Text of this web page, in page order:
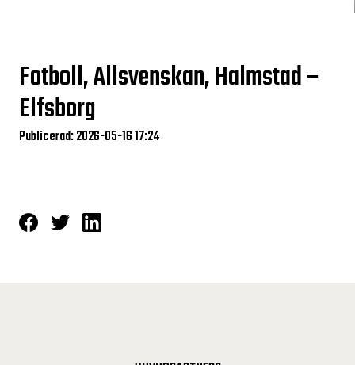
Fotboll, Allsvenskan, Halmstad –
Elfsborg
Publicerad: 2026-05-16 17:24